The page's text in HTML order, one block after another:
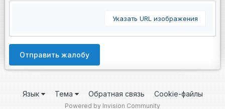
Указать URL изображения
Отправить жалобу
Язык Тема Обратная связь Cookie-файлы
Powered by Invision Community